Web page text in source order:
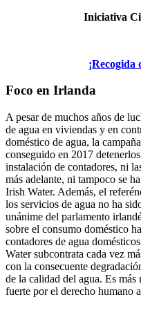
Iniciativa
Foco en Irlanda
A pesar de muchos años de
de agua en viviendas y en
doméstico de agua, la
conseguido en 2017
instalación de contadores, ni
más adelante, ni tampoco se
Irish Water. Además, el
los servicios de agua no ha
unánime del parlamento
sobre el consumo doméstico
contadores de agua
Water subcontrata cada vez
con la consecuente
de la calidad del agua. Es más
fuerte por el derecho humano